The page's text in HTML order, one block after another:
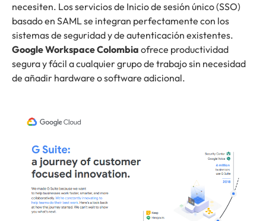
necesiten. Los servicios de Inicio de sesión único (SSO)
basado en SAML se integran perfectamente con los
sistemas de seguridad y de autenticación existentes.
Google Workspace Colombia ofrece productividad
segura y fácil a cualquier grupo de trabajo sin necesidad
de añadir hardware o software adicional.